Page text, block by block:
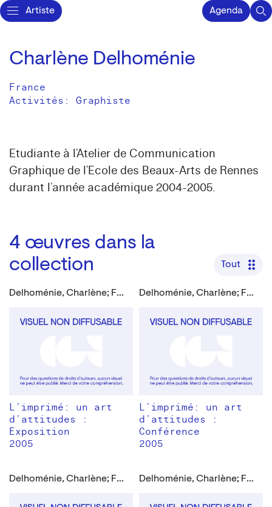
Artiste Agenda
Charlène Delhoménie
France
Activités: Graphiste
Etudiante à l’Atelier de Communication
Graphique de l’Ecole des Beaux-Arts de Rennes
durant l’année académique 2004-2005.
4 œuvres dans la
collection
Tout
Delhoménie, Charlène; Folliard, Anthony
L’imprimé: un art
d’attitudes :
Exposition
2005
Delhoménie, Charlène; Folliard, Anthony
L’imprimé: un art
d’attitudes :
Conférence
2005
Delhoménie, Charlène; Folliard, Anthony Delhoménie, Charlène; Folliard, Anthony